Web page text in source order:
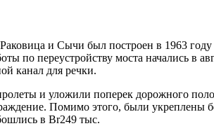
и Сычи был построен в 1963
по переустройству моста начались в
канал для речки.
и уложили поперек дорожного
Помимо этого, были укреплены
в Br249 тыс.